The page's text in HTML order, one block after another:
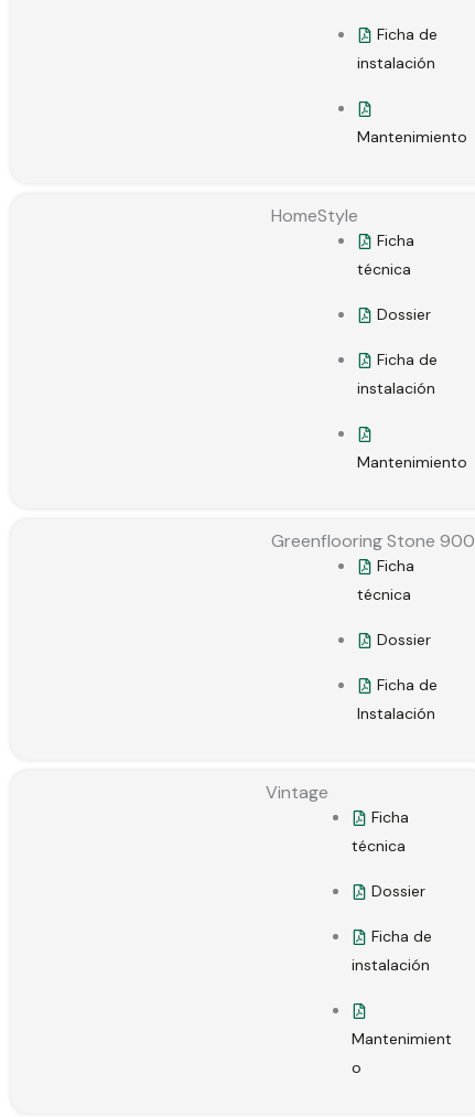
Ficha de
instalación
Mantenimiento
HomeStyle
Ficha
técnica
Dossier
Ficha de
instalación
Mantenimiento
Greenflooring Stone 900
Ficha
técnica
Dossier
Ficha de
Instalación
Vintage
Ficha
técnica
Dossier
Ficha de
instalación
Mantenimient
o